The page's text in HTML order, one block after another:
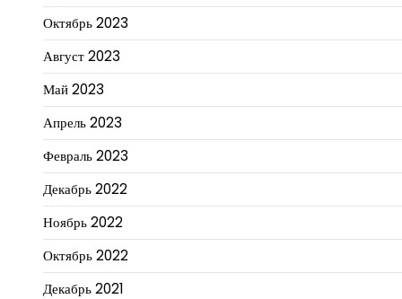
Октябрь 2023
Август 2023
Май 2023
Апрель 2023
Февраль 2023
Декабрь 2022
Ноябрь 2022
Октябрь 2022
Декабрь 2021